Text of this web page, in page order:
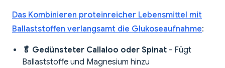
Das Kombinieren proteinreicher Lebensmittel mit
Ballaststoffen verlangsamt die Glukoseaufnahme:
🥬 Gedünsteter Callaloo oder Spinat - Fügt
Ballaststoffe und Magnesium hinzu